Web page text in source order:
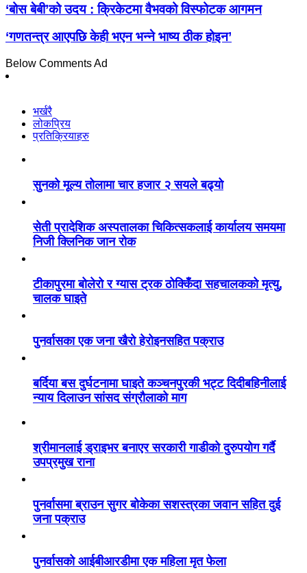
‘बोस बेबी’को उदय : क्रिकेटमा वैभवको विस्फोटक आगमन
‘गणतन्त्र आएपछि केही भएन भन्ने भाष्य ठीक होइन’
Below Comments Ad
भर्खरै
लोकप्रिय
प्रतिक्रियाहरु
सुनको मूल्य तोलामा चार हजार २ सयले बढ्यो
सेती प्रादेशिक अस्पतालका चिकित्सकलाई कार्यालय समयमा
निजी क्लिनिक जान रोक
टीकापुरमा बोलेरो र ग्यास ट्रक ठोक्किँदा सहचालकको मृत्यु,
चालक घाइते
पुनर्वासका एक जना खैरो हेरोइनसहित पक्राउ
बर्दिया बस दुर्घटनामा घाइते कञ्चनपुरकी भट्ट दिदीबहिनीलाई
न्याय दिलाउन सांसद संग्रौलाको माग
श्रीमानलाई ड्राइभर बनाएर सरकारी गाडीको दुरुपयोग गर्दै
उपप्रमुख राना
पुनर्वासमा ब्राउन सुगर बोकेका सशस्त्रका जवान सहित दुई
जना पक्राउ
पुनर्वासको आईबीआरडीमा एक महिला मृत फेला